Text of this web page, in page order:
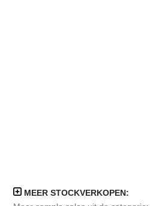
MEER STOCKVERKOPEN: